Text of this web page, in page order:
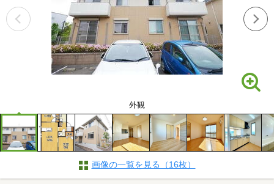
外観
画像の一覧を見る（16枚）